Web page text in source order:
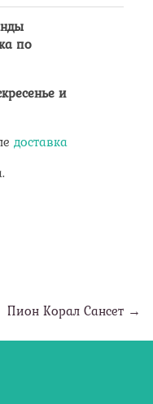
по
и
доставка
Пион Корал Сансет →